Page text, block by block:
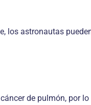
los astronautas
de pulmón, por